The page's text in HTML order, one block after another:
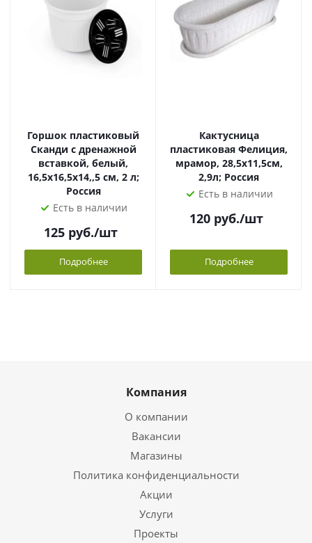
Горшок пластиковый
Сканди с дренажной
вставкой, белый,
16,5х16,5х14,,5 см, 2 л;
Россия
Есть в наличии
125 руб./шт
Подробнее
Кактусница
пластиковая Фелиция,
мрамор, 28,5х11,5см,
2,9л; Россия
Есть в наличии
120 руб./шт
Подробнее
Компания
О компании
Вакансии
Магазины
Политика конфиденциальности
Акции
Услуги
Проекты